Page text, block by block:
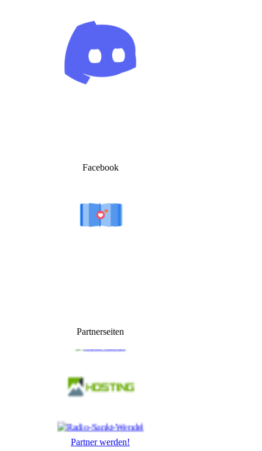
Facebook
Partnerseiten
Partner werden!